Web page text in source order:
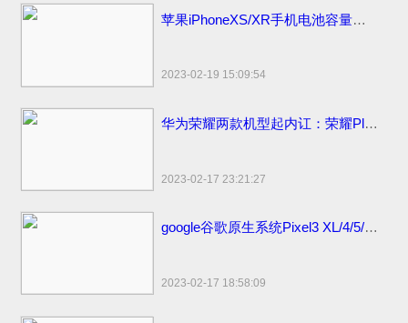
苹果iPhoneXS/XR手机电池容量续航最强？答案揭晓
2023-02-19 15:09:54
华为荣耀两款机型起内讧：荣耀Play官方价格同价同配该如何选？
2023-02-17 23:21:27
google谷歌原生系统Pixel3 XL/4/5/6 pro手机价格：刘海屏设计顶配版曾卖6900元
2023-02-17 18:58:09